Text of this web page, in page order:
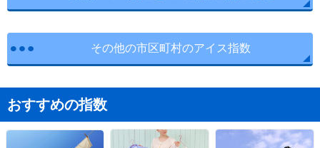
その他の市区町村のアイス指数
おすすめの指数